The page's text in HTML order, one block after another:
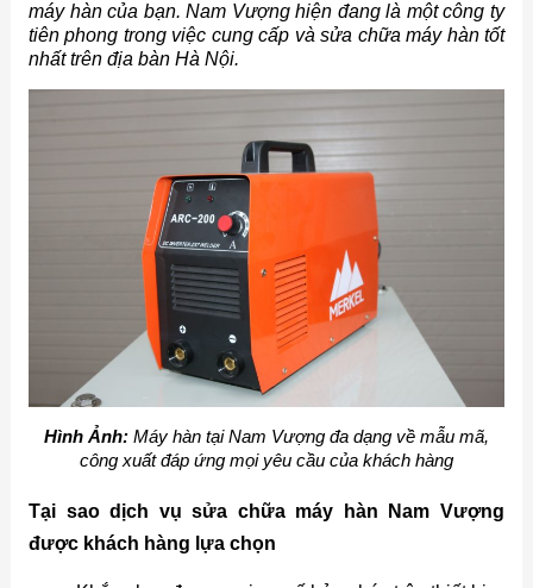
máy hàn của bạn. Nam Vượng hiện đang là một công ty
tiên phong trong việc cung cấp và sửa chữa máy hàn tốt
nhất trên địa bàn Hà Nội.
Hình Ảnh:Máy hàn tại Nam Vượng đa dạng về mẫu mã,
công xuất đáp ứng mọi yêu cầu của khách hàng
Tại sao dịch vụ sửa chữa máy hàn Nam Vượng
được khách hàng lựa chọn